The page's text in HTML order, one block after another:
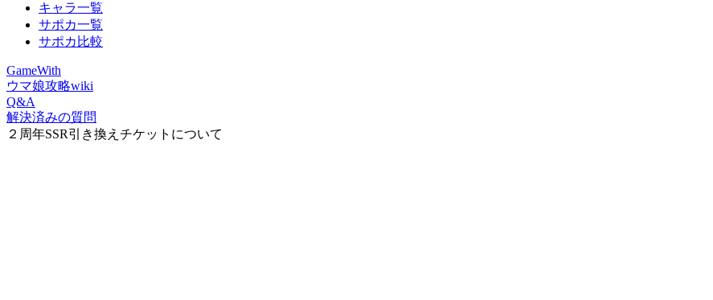
キャラ一覧
サポカ一覧
サポカ比較
GameWith
ウマ娘攻略wiki
Q&A
解決済みの質問
２周年SSR引き換えチケットについて